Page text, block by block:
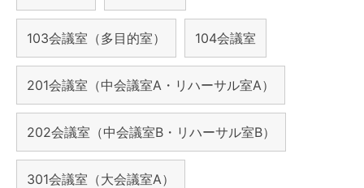
103会議室（多目的室） 104会議室
201会議室（中会議室A・リハーサル室A）
202会議室（中会議室B・リハーサル室B）
301会議室（大会議室A）